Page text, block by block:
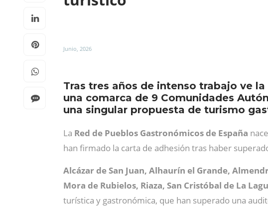
Junio, 2026
Tras tres años de intenso trabajo ve
una comarca de 9 Comunidades
una singular propuesta de turismo
La Red de Pueblos Gastronómicos de España
han firmado la carta de adhesión tras haber
Alcázar de San Juan, Alhaurín el Grande,
Mora de Rubielos, Riaza, San Cristóbal de La
turística y gastronómica, que han superado una